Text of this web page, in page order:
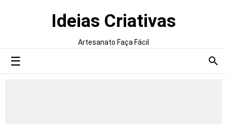
Ideias Criativas
Artesanato Faça Fácil